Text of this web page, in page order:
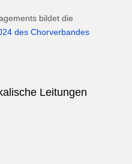
bildet die
des Chorverbandes
Leitungen